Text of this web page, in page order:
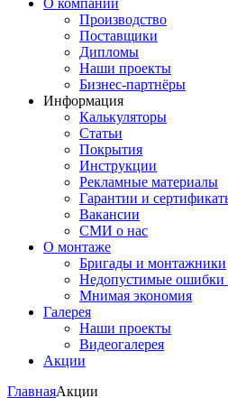
О компании
Производство
Поставщики
Дипломы
Наши проекты
Бизнес-партнёры
Информация
Калькуляторы
Статьи
Покрытия
Инструкции
Рекламные материалы
Гарантии и
Вакансии
СМИ о нас
О монтаже
Бригады и монтажники
Недопустимые ошибки
Мнимая экономия
Галерея
Наши проекты
Видеогалерея
Акции
ГлавнаяАкции